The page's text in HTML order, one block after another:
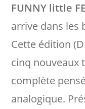
FUNNY little
arrive dans les
Cette édition
cinq nouveaux
complète
analogique.